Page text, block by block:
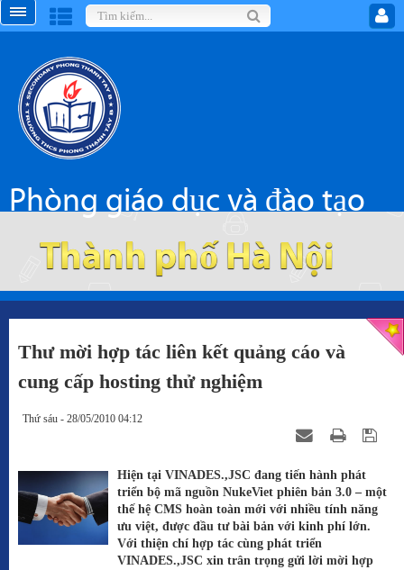
Phòng giáo dục và đào tạo
Thành phố Hà Nội
Thư mời hợp tác liên kết quảng cáo và
cung cấp hosting thử nghiệm
Thứ sáu - 28/05/2010 04:12
Hiện tại VINADES.,JSC đang tiến hành phát
triển bộ mã nguồn NukeViet phiên bản 3.0 – một
thế hệ CMS hoàn toàn mới với nhiều tính năng
ưu việt, được đầu tư bài bản với kinh phí lớn.
Với thiện chí hợp tác cùng phát triển
VINADES.,JSC xin trân trọng gửi lời mời hợp